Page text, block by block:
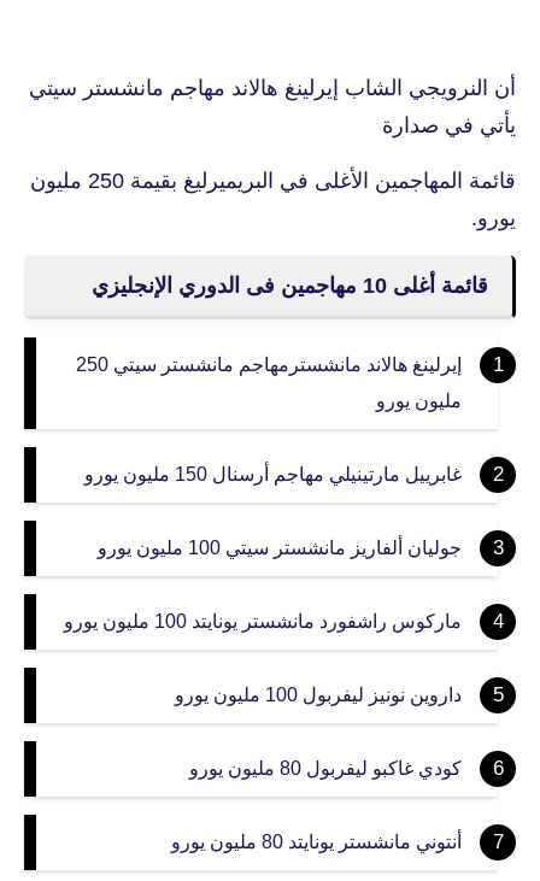
أن النرويجي الشاب إيرلينغ هالاند مهاجم مانشستر سيتي
يأتي في صدارة
قائمة المهاجمين الأغلى في البريميرليغ بقيمة 250 مليون
يورو.
قائمة أغلى 10 مهاجمين فى الدوري الإنجليزي
إيرلينغ هالاند مانشسترمهاجم مانشستر سيتي 250
مليون يورو
غابرييل مارتينيلي مهاجم أرسنال 150 مليون يورو
جوليان ألفاريز مانشستر سيتي 100 مليون يورو
ماركوس راشفورد مانشستر يونايتد 100 مليون يورو
داروين نونيز ليفربول 100 مليون يورو
كودي غاكبو ليفربول 80 مليون يورو
أنتوني مانشستر يونايتد 80 مليون يورو